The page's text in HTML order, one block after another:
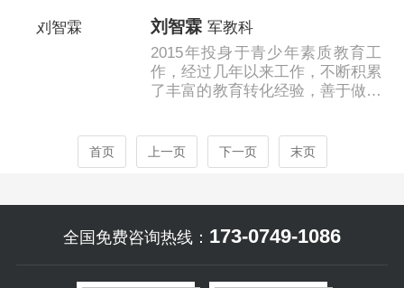
与极端情绪......
刘智霖 军教科
2015年投身于青少年素质教育工
作，经过几年以来工作，不断积累
了丰富的教育转化经验，善于做好
首页 上一页 下一页 末页
全国免费咨询热线： 173-0749-1086